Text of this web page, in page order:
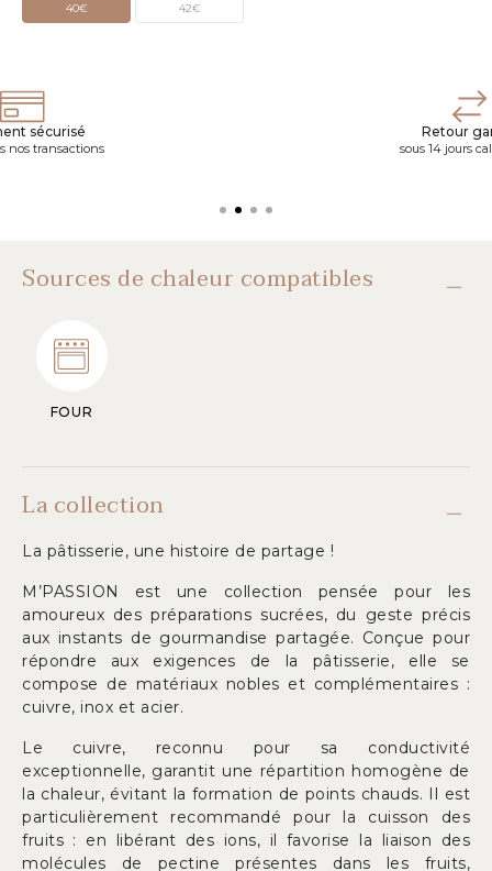
40€ 42€
sécurisé
nos transactions
Retour
sous 14 jours
Sources de chaleur compatibles
FOUR
La collection
La pâtisserie, une histoire de partage !
M’PASSION est une collection pensée pour les
amoureux des préparations sucrées, du geste précis
aux instants de gourmandise partagée. Conçue pour
répondre aux exigences de la pâtisserie, elle se
compose de matériaux nobles et complémentaires :
cuivre, inox et acier.
Le cuivre, reconnu pour sa conductivité
exceptionnelle, garantit une répartition homogène de
la chaleur, évitant la formation de points chauds. Il est
particulièrement recommandé pour la cuisson des
fruits : en libérant des ions, il favorise la liaison des
molécules de pectine présentes dans les fruits,